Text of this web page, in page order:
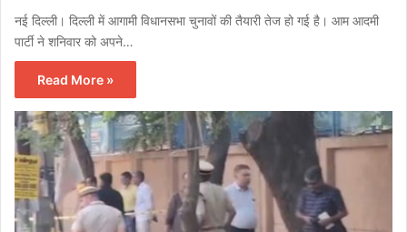
नई दिल्ली। दिल्ली में आगामी विधानसभा चुनावों की तैयारी तेज हो गई है। आम आदमी
पार्टी ने शनिवार को अपने…
Read More »